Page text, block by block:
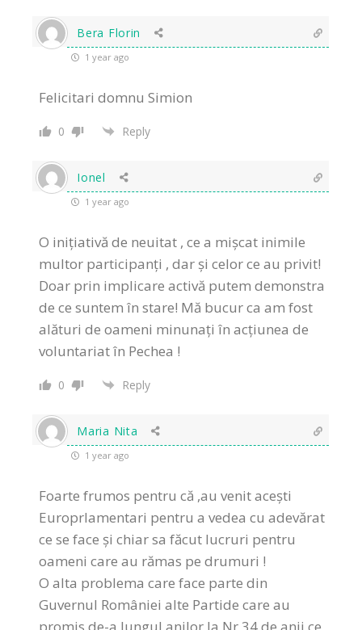
Bera Florin
1 year ago
Felicitari domnu Simion
0 Reply
Ionel
1 year ago
O inițiativă de neuitat , ce a mișcat inimile
multor participanți , dar și celor ce au privit!
Doar prin implicare activă putem demonstra
de ce suntem în stare! Mă bucur ca am fost
alături de oameni minunați în acțiunea de
voluntariat în Pechea !
0 Reply
Maria Nita
1 year ago
Foarte frumos pentru că ,au venit acești
Europrlamentari pentru a vedea cu adevărat
ce se face și chiar sa făcut lucruri pentru
oameni care au rămas pe drumuri !
O alta problema care face parte din
Guvernul României alte Partide care au
promis de-a lungul anilor la Nr 34 de anii ce